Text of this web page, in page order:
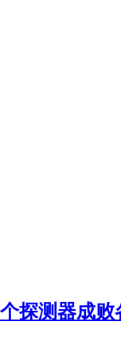
探测器成败